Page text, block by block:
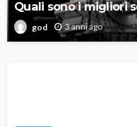
Quali sono i migliori
god 3 anni ago